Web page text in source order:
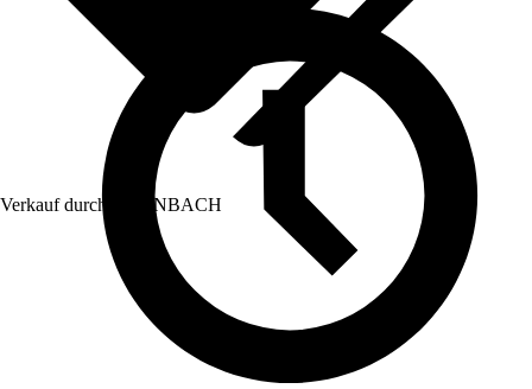
Verkauf durch: HORNBACH